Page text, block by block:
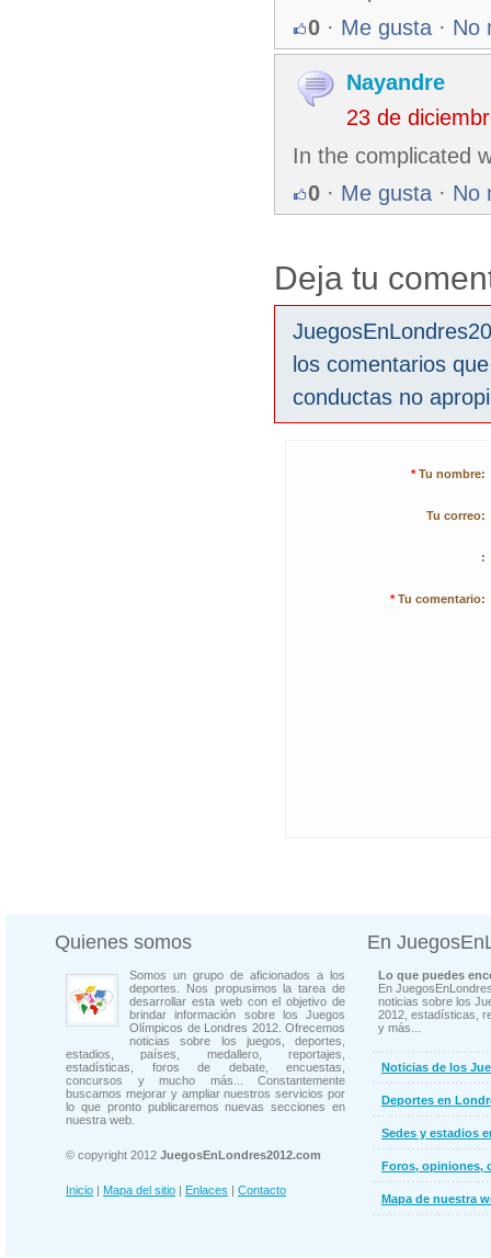
0 · Me gusta · No
Nayandre
23 de
In the complicated
0 · Me gusta · No
Deja tu
los comentarios
conductas no
* Tu nombre:
Tu correo:
:
* Tu comentario:
Quienes somos
Somos un grupo de aficionados a los
deportes. Nos propusimos la tarea de
desarrollar esta web con el objetivo de
brindar información sobre los Juegos
Olímpicos de Londres 2012. Ofrecemos
noticias sobre los juegos, deportes,
estadios, países, medallero, reportajes,
estadísticas, foros de debate, encuestas,
concursos y mucho más... Constantemente
buscamos mejorar y ampliar nuestros servicios por
lo que pronto publicaremos nuevas secciones en
nuestra web.
© copyright 2012 JuegosEnLondres2012.com
Inicio | Mapa del sitio | Enlaces | Contacto
En
Lo que puedes
En
noticias sobre los
2012, estadísticas,
y más...
Noticias de los
Deportes en
Sedes y estadios
Foros, opiniones,
Mapa de nuestra